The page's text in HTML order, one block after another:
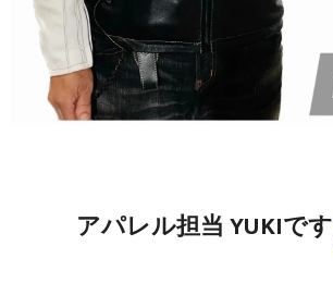
アパレル担当 YUKIです